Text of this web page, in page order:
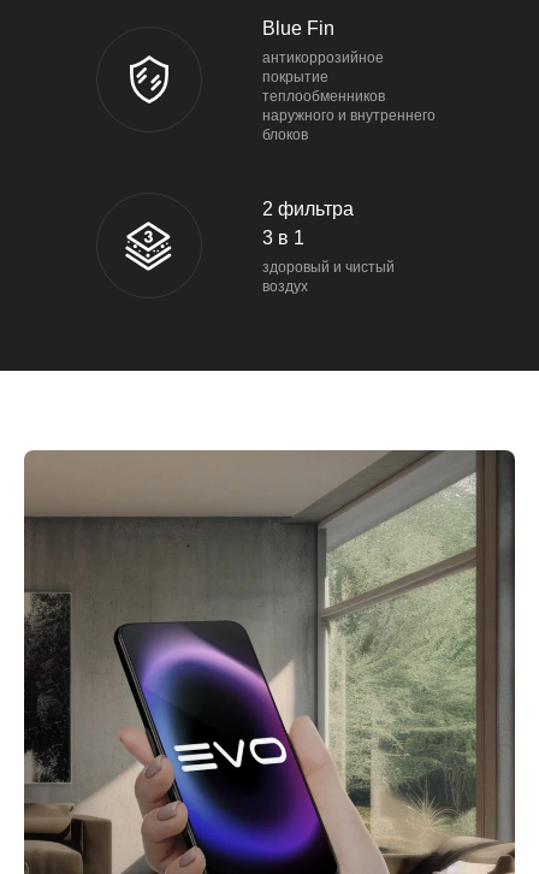
Blue Fin
антикоррозийное
покрытие
теплообменников
наружного и внутреннего
блоков
2 фильтра
3 в 1
здоровый и чистый
воздух